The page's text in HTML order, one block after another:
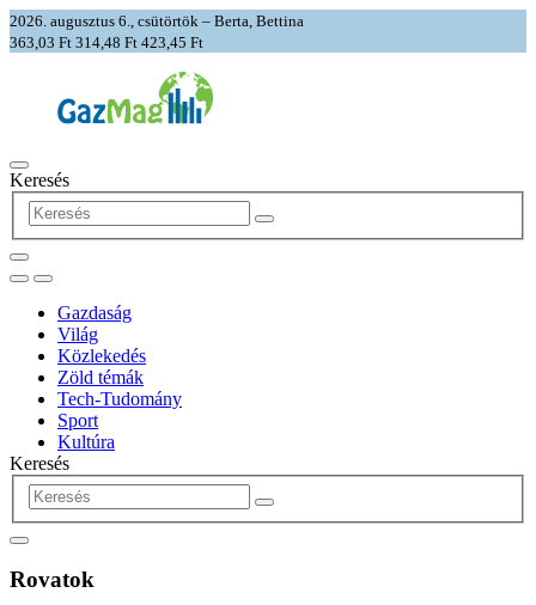
2026. augusztus 6., csütörtök – Berta, Bettina
363,03 Ft 314,48 Ft 423,45 Ft
Keresés
Gazdaság
Világ
Közlekedés
Zöld témák
Tech-Tudomány
Sport
Kultúra
Keresés
Rovatok